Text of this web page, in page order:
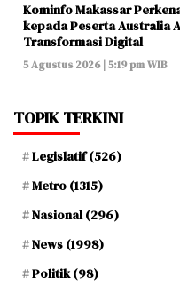
Kominfo Makassar
kepada Peserta Australia
Transformasi Digital
5 Agustus 2026 | 5:19 pm WIB
TOPIK TERKINI
Legislatif(526)
Metro (1315)
Nasional(296)
News (1998)
Politik(98)